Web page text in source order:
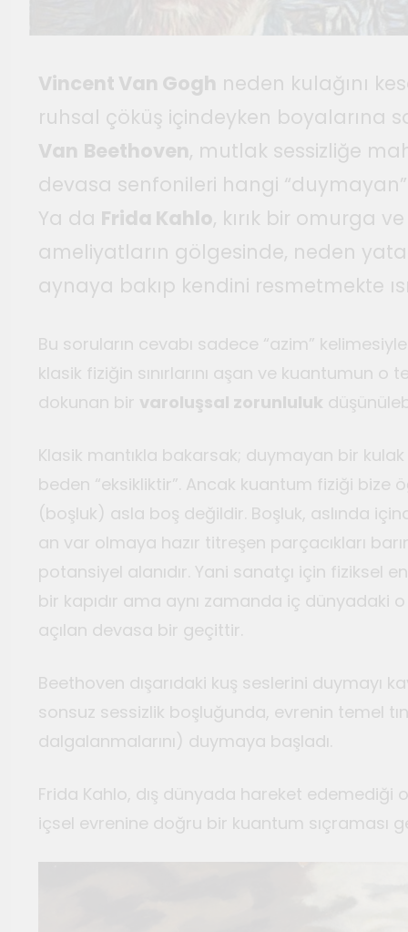
Haziran 10, 2026
Bauhaus
Haziran 3, 2026
Genç gazeteciler için
Seferihisar’da kültür ve sanat
haberciliği atölyeleri
düzenlendi
Mayıs 22, 2026
Vincent Van Gogh neden kulağını
ruhsal çöküş içindeyken boyalarına
Van Beethoven, mutlak sessizliğe
devasa senfonileri hangi
Ya da Frida Kahlo, kırık bir omurga
ameliyatların gölgesinde, neden
aynaya bakıp kendini resmetmekte
Bu soruların cevabı sadece “azim”
klasik fiziğin sınırlarını aşan ve kuantumun o
dokunan bir varoluşsal zorunluluk
Klasik mantıkla bakarsak; duymayan bir
beden “eksikliktir”. Ancak kuantum fiziği bize
(boşluk) asla boş değildir. Boşluk, aslında
an var olmaya hazır titreşen parçacıkları
potansiyel alanıdır. Yani sanatçı için fiziksel
bir kapıdır ama aynı zamanda iç dünyadaki
açılan devasa bir geçittir.
Beethoven dışarıdaki kuş seslerini duymayı
sonsuz sessizlik boşluğunda, evrenin temel
dalgalanmalarını) duymaya başladı.
Frida Kahlo, dış dünyada hareket edemediği o
içsel evrenine doğru bir kuantum sıçraması